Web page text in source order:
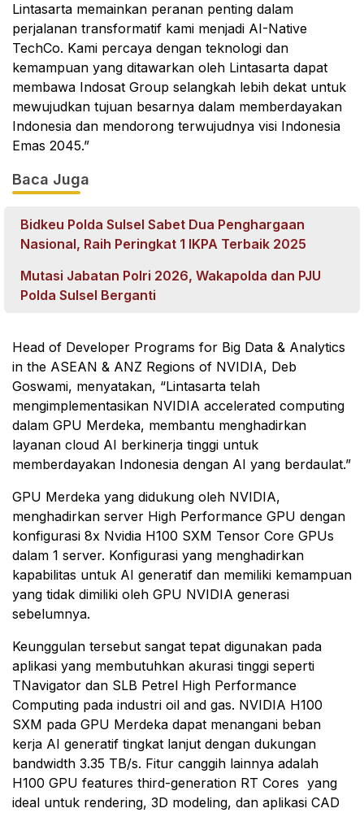
Lintasarta memainkan peranan penting dalam
perjalanan transformatif kami menjadi AI-Native
TechCo. Kami percaya dengan teknologi dan
kemampuan yang ditawarkan oleh Lintasarta dapat
membawa Indosat Group selangkah lebih dekat untuk
mewujudkan tujuan besarnya dalam memberdayakan
Indonesia dan mendorong terwujudnya visi Indonesia
Emas 2045.”
Baca Juga
Bidkeu Polda Sulsel Sabet Dua Penghargaan
Nasional, Raih Peringkat 1 IKPA Terbaik 2025
Mutasi Jabatan Polri 2026, Wakapolda dan PJU
Polda Sulsel Berganti
Head of Developer Programs for Big Data & Analytics
in the ASEAN & ANZ Regions of NVIDIA, Deb
Goswami, menyatakan, “Lintasarta telah
mengimplementasikan NVIDIA accelerated computing
dalam GPU Merdeka, membantu menghadirkan
layanan cloud AI berkinerja tinggi untuk
memberdayakan Indonesia dengan AI yang berdaulat.”
GPU Merdeka yang didukung oleh NVIDIA,
menghadirkan server High Performance GPU dengan
konfigurasi 8x Nvidia H100 SXM Tensor Core GPUs
dalam 1 server. Konfigurasi yang menghadirkan
kapabilitas untuk AI generatif dan memiliki kemampuan
yang tidak dimiliki oleh GPU NVIDIA generasi
sebelumnya.
Keunggulan tersebut sangat tepat digunakan pada
aplikasi yang membutuhkan akurasi tinggi seperti
TNavigator dan SLB Petrel High Performance
Computing pada industri oil and gas. NVIDIA H100
SXM pada GPU Merdeka dapat menangani beban
kerja AI generatif tingkat lanjut dengan dukungan
bandwidth 3.35 TB/s. Fitur canggih lainnya adalah
H100 GPU features third-generation RT Cores yang
ideal untuk rendering, 3D modeling, dan aplikasi CAD